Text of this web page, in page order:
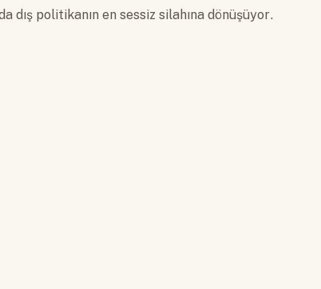
dış politikanın en sessiz silahına dönüşüyor.